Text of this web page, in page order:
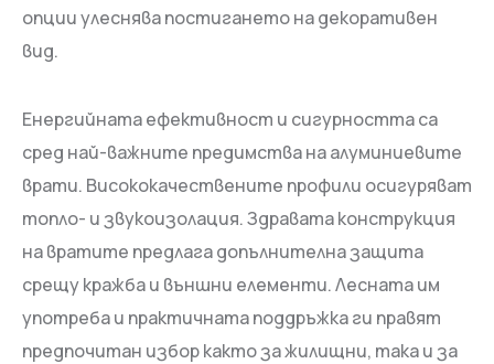
опции улеснява постигането на декоративен
вид.
Енергийната ефективност и сигурността са
сред най-важните предимства на алуминиевите
врати. Висококачествените профили осигуряват
топло- и звукоизолация. Здравата конструкция
на вратите предлага допълнителна защита
срещу кражба и външни елементи. Лесната им
употреба и практичната поддръжка ги правят
предпочитан избор както за жилищни, така и за